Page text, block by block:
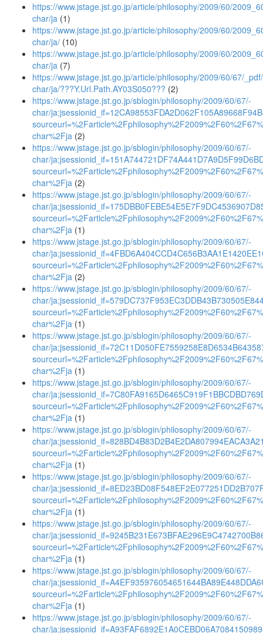
https://www.jstage.jst.go.jp/article/philosophy/2009/60/
char/ja (1)
https://www.jstage.jst.go.jp/article/philosophy/2009/60/
char/ja/ (10)
https://www.jstage.jst.go.jp/article/philosophy/2009/60/
char/ja (7)
https://www.jstage.jst.go.jp/article/philosophy/2009/60/67/
char/ja/???Y.Url.Path.AY03S050??? (2)
https://www.jstage.jst.go.jp/sblogin/philosophy/2009/60/67/-
char/
char%2Fja (2)
https://www.jstage.jst.go.jp/sblogin/philosophy/2009/60/67/-
char/
char%2Fja (2)
https://www.jstage.jst.go.jp/sblogin/philosophy/2009/60/67/-
char/
char%2Fja (1)
https://www.jstage.jst.go.jp/sblogin/philosophy/2009/60/67/-
char/
char%2Fja (2)
https://www.jstage.jst.go.jp/sblogin/philosophy/2009/60/67/-
char/
char%2Fja (1)
https://www.jstage.jst.go.jp/sblogin/philosophy/2009/60/67/-
char/
char%2Fja (1)
https://www.jstage.jst.go.jp/sblogin/philosophy/2009/60/67/-
char/
char%2Fja (1)
https://www.jstage.jst.go.jp/sblogin/philosophy/2009/60/67/-
char/
char%2Fja (1)
https://www.jstage.jst.go.jp/sblogin/philosophy/2009/60/67/-
char/
char%2Fja (1)
https://www.jstage.jst.go.jp/sblogin/philosophy/2009/60/67/-
char/
char%2Fja (1)
https://www.jstage.jst.go.jp/sblogin/philosophy/2009/60/67/-
char/
char%2Fja (1)
https://www.jstage.jst.go.jp/sblogin/philosophy/2009/60/67/-
char/